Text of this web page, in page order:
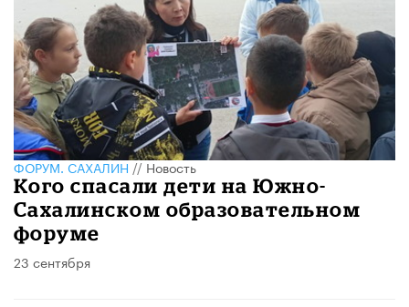
ФОРУМ. САХАЛИН//Новость
Кого спасали дети на Южно-
Сахалинском образовательном
форуме
23 сентября